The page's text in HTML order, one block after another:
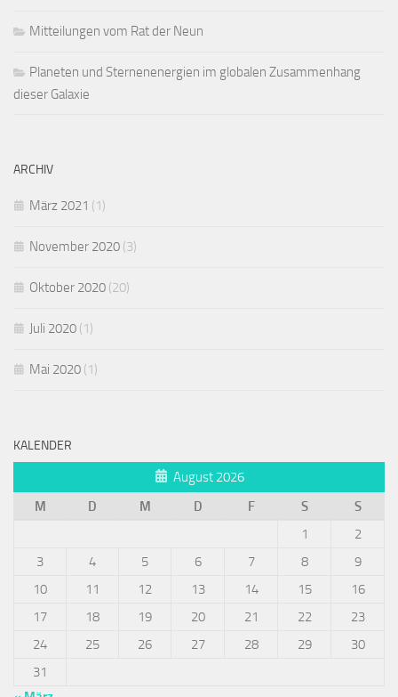
Mitteilungen vom Rat der Neun
Planeten und Sternenenergien im globalen Zusammenhang
dieser Galaxie
ARCHIV
März 2021 (1)
November 2020 (3)
Oktober 2020 (20)
Juli 2020 (1)
Mai 2020 (1)
KALENDER
August 2026
M
D M D F S
S
1
2
3
4 5 6 7 8
9
10
11 12 13 14 15
16
17
18 19 20 21 22
23
24
25 26 27 28 29
30
31